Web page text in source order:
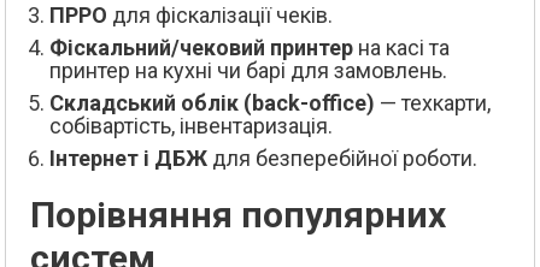
ПРРО для фіскалізації чеків.
Фіскальний/чековий принтер на касі та
принтер на кухні чи барі для замовлень.
Складський облік (back-office) — техкарти,
собівартість, інвентаризація.
Інтернет і ДБЖ для безперебійної роботи.
Порівняння популярних
систем